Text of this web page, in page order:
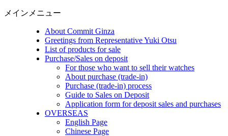
メインメニュー
About Commit Ginza
Greetings from Representative Yuki Otsu
List of products for sale
Purchase/Sales on deposit
For those who want to sell their watches
About purchase (trade-in)
Purchase (trade-in) process
Guide to Sales on Deposit
Application form for deposit sales and purchases
OVERSEAS
English Page
Chinese Page